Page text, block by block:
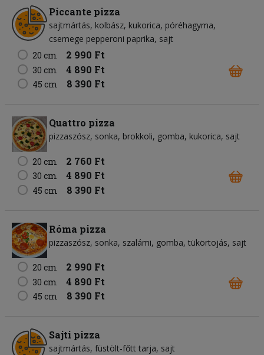
Piccante pizza
sajtmártás kolbász kukorica póréhagyma
csemege pepperoni paprika sajt
20 cm
2 990 Ft
30 cm 4 890 Ft
45 cm 8 390 Ft
Quattro pizza
pizzaszósz sonka brokkoli gomba kukorica sajt
20 cm 2 760 Ft
30 cm 4 890 Ft
45 cm 8 390 Ft
Róma pizza
pizzaszósz sonka szalámi gomba tükörtojás sajt
20 cm 2 990 Ft
30 cm 4 890 Ft
45 cm 8 390 Ft
Sajti pizza
sajtmártás füstölt-főtt tarja sajt